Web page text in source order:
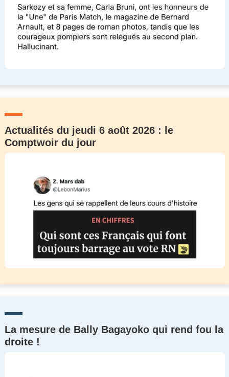
Actualités du jeudi 6 août 2026 : le
Comptwoir du jour
La mesure de Bally Bagayoko qui rend fou la
droite !